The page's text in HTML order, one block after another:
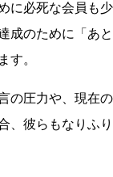
に必死な会員も
成のために「あ
す。
の圧力や、現在
、彼らもなりふ